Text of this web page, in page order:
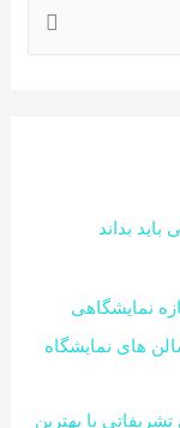
بداند
نمایشگاهی
های نمایشگاه
با بهترین